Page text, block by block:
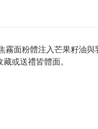
霧面粉體注入芒果籽油與
或送禮皆體面。